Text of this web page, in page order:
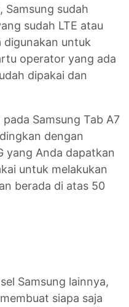
Samsung sudah
sudah LTE atau
digunakan untuk
operator yang ada
dipakai dan
Samsung Tab A7
dengan
yang Anda dapatkan
untuk melakukan
berada di atas 50
Samsung lainnya,
siapa saja